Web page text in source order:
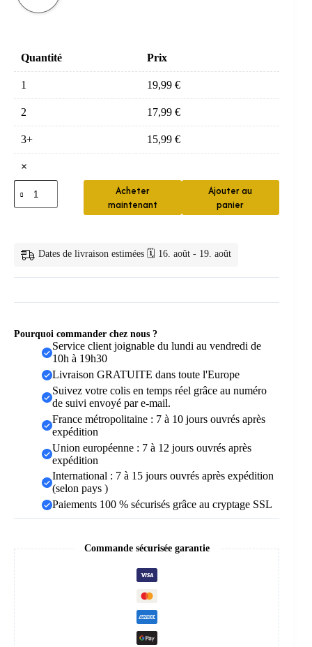
Quantité Prix
1 19,99 €
2 17,99 €
3+ 15,99 €
×
quantité
de
Brosse
Doux
Acheter
maintenant
Ajouter au
panier
Dates de livraison estimées 🗓️ 16. août - 19. août
Pourquoi commander chez nous ?
Service client joignable du lundi au vendredi de
10h à 19h30
Livraison GRATUITE dans toute l'Europe
Suivez votre colis en temps réel grâce au numéro
de suivi envoyé par e-mail.
France métropolitaine : 7 à 10 jours ouvrés après
expédition
Union européenne : 7 à 12 jours ouvrés après
expédition
International : 7 à 15 jours ouvrés après expédition
(selon pays )
Paiements 100 % sécurisés grâce au cryptage SSL
Commande sécurisée garantie